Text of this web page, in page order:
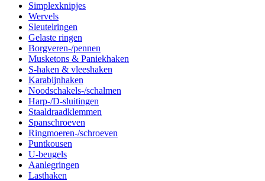
Simplexknipjes
Wervels
Sleutelringen
Gelaste ringen
Borgveren-/pennen
Musketons & Paniekhaken
S-haken & vleeshaken
Karabijnhaken
Noodschakels-/schalmen
Harp-/D-sluitingen
Staaldraadklemmen
Spanschroeven
Ringmoeren-/schroeven
Puntkousen
U-beugels
Aanlegringen
Lasthaken